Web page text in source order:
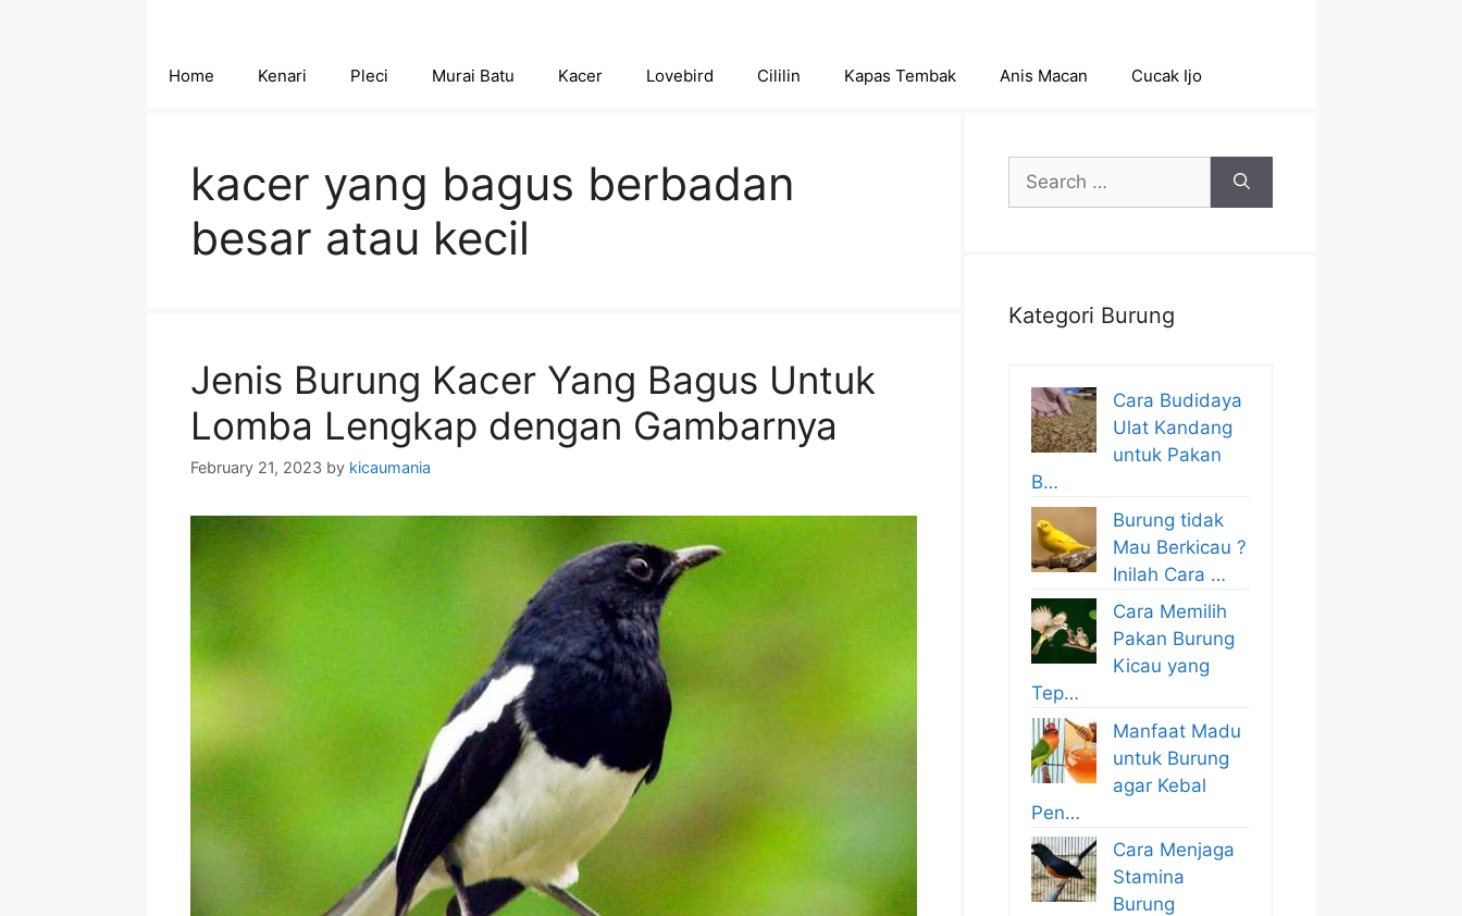
Home Kenari Pleci Murai Batu Kacer Lovebird Cililin Kapas Tembak Anis Macan Cucak Ijo
kacer yang bagus berbadan
besar atau kecil
Jenis Burung Kacer Yang Bagus Untuk
Lomba Lengkap dengan Gambarnya
February 21, 2023 by kicaumania
Search
for:
Kategori Burung
Cara Budidaya
Ulat Kandang
untuk Pakan
B…
Burung tidak
Mau Berkicau ?
Inilah Cara …
Cara Memilih
Pakan Burung
Kicau yang
Tep…
Manfaat Madu
untuk Burung
agar Kebal
Pen…
Cara Menjaga
Stamina
Burung